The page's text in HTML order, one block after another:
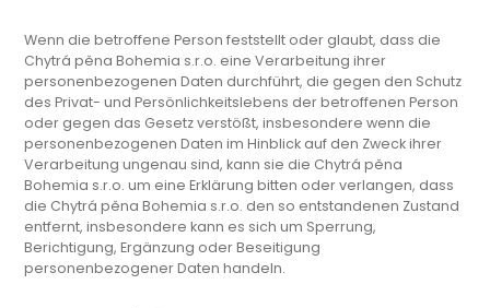
Wenn die betroffene Person feststellt oder glaubt, dass die
Chytrá pěna Bohemia s.r.o. eine Verarbeitung ihrer
personenbezogenen Daten durchführt, die gegen den Schutz
des Privat- und Persönlichkeitslebens der betroffenen Person
oder gegen das Gesetz verstößt, insbesondere wenn die
personenbezogenen Daten im Hinblick auf den Zweck ihrer
Verarbeitung ungenau sind, kann sie die Chytrá pěna
Bohemia s.r.o. um eine Erklärung bitten oder verlangen, dass
die Chytrá pěna Bohemia s.r.o. den so entstandenen Zustand
entfernt, insbesondere kann es sich um Sperrung,
Berichtigung, Ergänzung oder Beseitigung
personenbezogener Daten handeln.